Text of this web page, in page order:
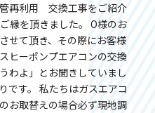
再利用 交換工事をご紹介
縁を頂きました。 O様のお
せて頂き、その際にお客様
ヒーポンプエアコンの交換
わよ」とお聞きしていまし
です。 私たちはガスエアコ
お取替えの場合必ず現地調